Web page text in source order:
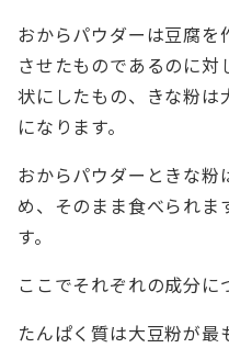
おからパウダーは豆腐
させたものであるのに
状にしたもの、きな粉は
になります。
おからパウダーときな粉
め、そのまま食べられま
す。
ここでそれぞれの成分に
たんぱく質は大豆粉が